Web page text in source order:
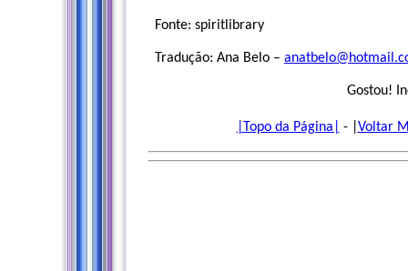
Fonte: spiritlibrary
Tradução: Ana Belo –
Gostou!
|Topo da Página| - | Voltar